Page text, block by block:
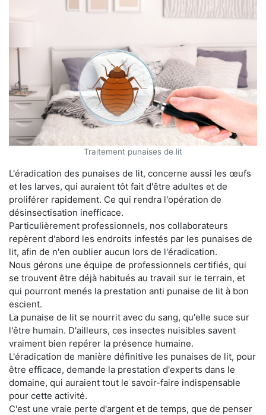
Traitement punaises de lit
L'éradication des punaises de lit, concerne aussi les œufs
et les larves, qui auraient tôt fait d'être adultes et de
proliférer rapidement. Ce qui rendra l'opération de
désinsectisation inefficace.
Particulièrement professionnels, nos collaborateurs
repèrent d'abord les endroits infestés par les punaises de
lit, afin de n'en oublier aucun lors de l'éradication.
Nous gérons une équipe de professionnels certifiés, qui
se trouvent être déjà habitués au travail sur le terrain, et
qui pourront menés la prestation anti punaise de lit à bon
escient.
La punaise de lit se nourrit avec du sang, qu'elle suce sur
l'être humain. D'ailleurs, ces insectes nuisibles savent
vraiment bien repérer la présence humaine.
L'éradication de manière définitive les punaises de lit, pour
être efficace, demande la prestation d'experts dans le
domaine, qui auraient tout le savoir-faire indispensable
pour cette activité.
C'est une vraie perte d'argent et de temps, que de penser